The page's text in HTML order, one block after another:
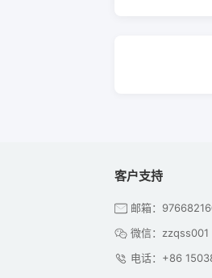
客户支持
邮箱：
微信：zzqss001
电话：+86